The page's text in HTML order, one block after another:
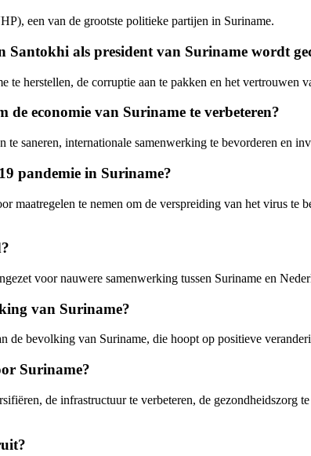
een van de grootste politieke partijen in Suriname.
als president van Suriname wordt
te herstellen, de corruptie aan te pakken en het vertrouwen
de economie van Suriname te verbeteren?
saneren, internationale samenwerking te bevorderen en
pandemie in Suriname?
te nemen om de verspreiding van het virus te
voor nauwere samenwerking tussen Suriname en
van Suriname?
de bevolking van Suriname, die hoopt op positieve
Suriname?
de infrastructuur te verbeteren, de